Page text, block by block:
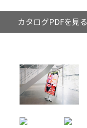
カタログPDFを見る